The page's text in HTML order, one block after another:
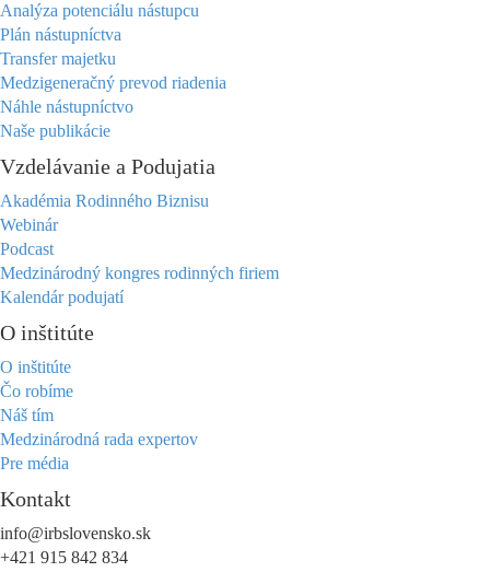
Analýza potenciálu nástupcu
Plán nástupníctva
Transfer majetku
Medzigeneračný prevod riadenia
Náhle nástupníctvo
Naše publikácie
Vzdelávanie a Podujatia
Akadémia Rodinného Biznisu
Webinár
Podcast
Medzinárodný kongres rodinných firiem
Kalendár podujatí
O inštitúte
O inštitúte
Čo robíme
Náš tím
Medzinárodná rada expertov
Pre média
Kontakt
info@irbslovensko.sk
+421 915 842 834